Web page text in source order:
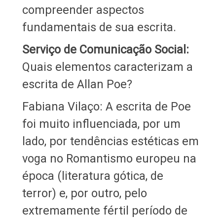
compreender aspectos
fundamentais de sua escrita.
Serviço de Comunicação Social:
Quais elementos caracterizam a
escrita de Allan Poe?
Fabiana Vilaço: A escrita de Poe
foi muito influenciada, por um
lado, por tendências estéticas em
voga no Romantismo europeu na
época (literatura gótica, de
terror) e, por outro, pelo
extremamente fértil período de